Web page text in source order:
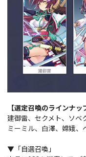
【選定召喚のラインナッ
建御雷、セクメト、ソベ
ミーミル、白澤、嫦娥
▼「自選召喚」